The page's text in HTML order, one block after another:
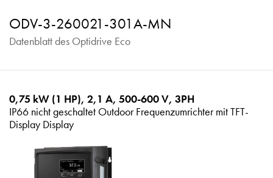
ODV-3-260021-301A-MN
Datenblatt des Optidrive Eco
0,75 kW (1 HP), 2,1 A, 500-600 V, 3PH
IP66 nicht geschaltet Outdoor Frequenzumrichter mit TFT-
Display Display